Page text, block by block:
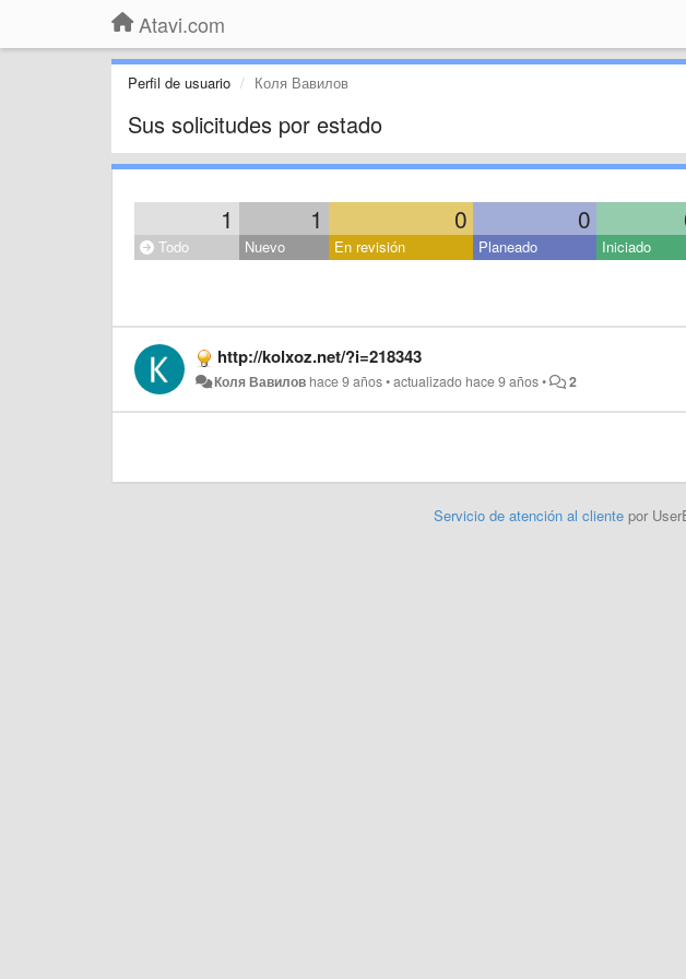
Atavi.com
Perfil de usuario Коля Вавилов
Sus solicitudes por estado
1 1 0 0
Todo Nuevo En revisión Planeado Iniciado
http://kolxoz.net/?i=218343
Коля Вавилов hace 9 años•actualizado hace 9 años• 2
Servicio de atención al clientepor